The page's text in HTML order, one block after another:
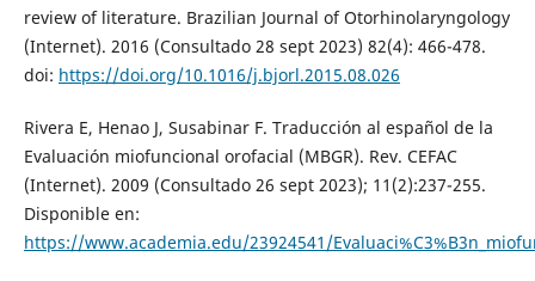
review of literature. Brazilian Journal of Otorhinolaryngology
(Internet). 2016 (Consultado 28 sept 2023) 82(4): 466-478.
doi: https://doi.org/10.1016/j.bjorl.2015.08.026
Rivera E, Henao J, Susabinar F. Traducción al español de la
Evaluación miofuncional orofacial (MBGR). Rev. CEFAC
(Internet). 2009 (Consultado 26 sept 2023); 11(2):237-255.
Disponible en:
https://www.academia.edu/23924541/